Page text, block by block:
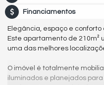
Financiamentos
Elegância, espaço e conforto
Este apartamento de 210m²
uma das melhores
O imóvel é totalmente
iluminados e planejados